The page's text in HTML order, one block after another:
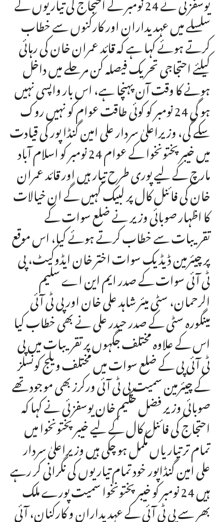
سلسلے میں عہدیداران اور کارکنوں سے خطاب
کرتے ہوئے کہا ہے کہ قائد عمران خان کی رہائی
کیلئے احتجاجی تحریک فیصلہ کن مرحلے میں داخل
ہونے کا وقت آن پہنچا ہے، اس بار واپسی نہیں
ہو گی 24 نومبر کو کوئی طاقت عوام کو نہیں روک
سکے گی، وزیراعلیٰ سردار علی امین گنڈا پور کی قیادت
میں خیبرپختونخوا کے عوام 24 نومبر کو اسلام آباد
مارچ کے لیے پوری طرح تیار ہیں اور قائد عمران
خان کی فائنل کال پر لبیک کہیں گے ان خیالات
کا اظہار صوبائی وزیر نے ضلع سوات کے
تقریبات سے خطاب کرتے ہوئے کیا، اس موقع
پر چیئرمین ڈیڈیک سوات اختر خان ایڈوکیٹ، پی
ٹی آئی سوات کے صدر ایم این اے سلیم
الرحمان، سٹی میئر شاہد علی خان اور پی ٹی آئی
مینگورہ سٹی کے صدر حیدر علی نے بھی خطاب کیا
اس کے علاوہ مختلف جگہوں پر تقریبات میں پی
ٹی آئی پی کے ضلع سوات میں مختلف ویلج کونسلز
کے چیئرمین سمیت پی ٹی آئی ورکرز بھی موجود تھے
صوبائی وزیر فضل حکیم خان یوسفزئی نے کہا کہ
احتجاج کی فائنل کال کے لیے خیبر پختونخوا میں
تمام تر تیاریاں مکمل ہو چکی ہیں وزیراعلیٰ سردار
علی امین گنڈاپور خود تمام تیاریوں کی نگرانی کر رہے
ہیں 24 نومبر کو خیبرپختونخوا سمیت پورے ملک
بھر سے پی ٹی آئی کے عہدیداران و کارکنان، آئی